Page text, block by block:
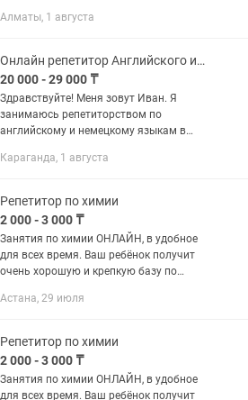
жасаушымын. Контраст Біржан Әшім
8 оқығанмын Айфон...
Алматы, 1 августа
Онлайн репетитор Английского и немецкого языков
20 000 - 29 000 ₸
Здравствуйте! Меня зовут Иван. Я
занимаюсь репетиторством по
английскому и немецкому языкам в
ДОЛГОСРОЧНОЙ ОСНОВЕ!!!: с детьми с
Караганда, 1 августа
Репетитор по химии
2 000 - 3 000 ₸
Занятия по химии ОНЛАЙН, в удобное
для всех время. Ваш ребёнок получит
очень хорошую и крепкую базу по
знаний. Уроки будут проходить в
Астана, 29 июля
Репетитор по химии
2 000 - 3 000 ₸
Занятия по химии ОНЛАЙН, в удобное
для всех время. Ваш ребёнок получит